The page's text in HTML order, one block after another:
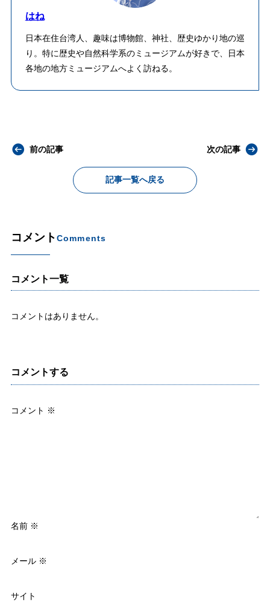
はね
日本在住台湾人、趣味は博物館、神社、歴史ゆかり地の巡
り。特に歴史や自然科学系のミュージアムが好きで、日本
各地の地方ミュージアムへよく訪ねる。
前の記事
記事一覧へ戻る
次の記事
コメントComments
コメント一覧
コメントはありません。
コメントする
コメント ※
名前 ※
メール ※
サイト